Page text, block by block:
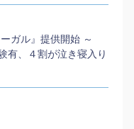
ガル』提供開始 ～
有、４割が泣き寝入り